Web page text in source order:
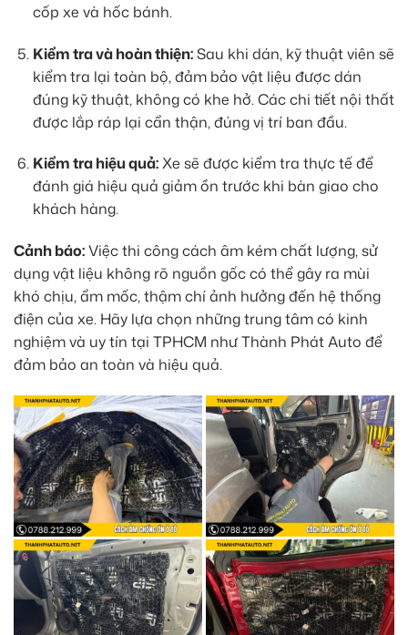
cốp xe và hốc bánh.
Kiểm tra và hoàn thiện:Sau khi dán, kỹ thuật viên sẽ
kiểm tra lại toàn bộ, đảm bảo vật liệu được dán
đúng kỹ thuật, không có khe hở. Các chi tiết nội thất
được lắp ráp lại cẩn thận, đúng vị trí ban đầu.
Kiểm tra hiệu quả:Xe sẽ được kiểm tra thực tế để
đánh giá hiệu quả giảm ồn trước khi bàn giao cho
khách hàng.
Cảnh báo:Việc thi công cách âm kém chất lượng, sử
dụng vật liệu không rõ nguồn gốc có thể gây ra mùi
khó chịu, ẩm mốc, thậm chí ảnh hưởng đến hệ thống
điện của xe. Hãy lựa chọn những trung tâm có kinh
nghiệm và uy tín tại TPHCM như Thành Phát Auto để
đảm bảo an toàn và hiệu quả.